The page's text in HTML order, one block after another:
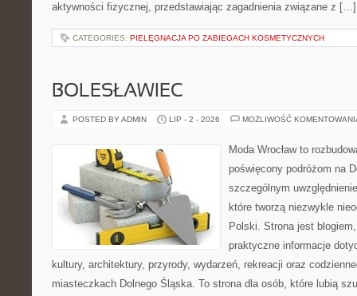
aktywności fizycznej, przedstawiając zagadnienia związane z […]
CATEGORIES: PIELĘGNACJA PO ZABIEGACH KOSMETYCZNYCH
BOLESŁAWIEC
POSTED BY ADMIN LIP - 2 - 2026 MOŻLIWOŚĆ
Moda Wrocław to
poświęcony podróżom na
szczególnym
które tworzą niezwykle
Polski. Strona jest
praktyczne informacje
kultury, architektury, przyrody, wydarzeń, rekreacji oraz
miasteczkach Dolnego Śląska. To strona dla osób, które lubią